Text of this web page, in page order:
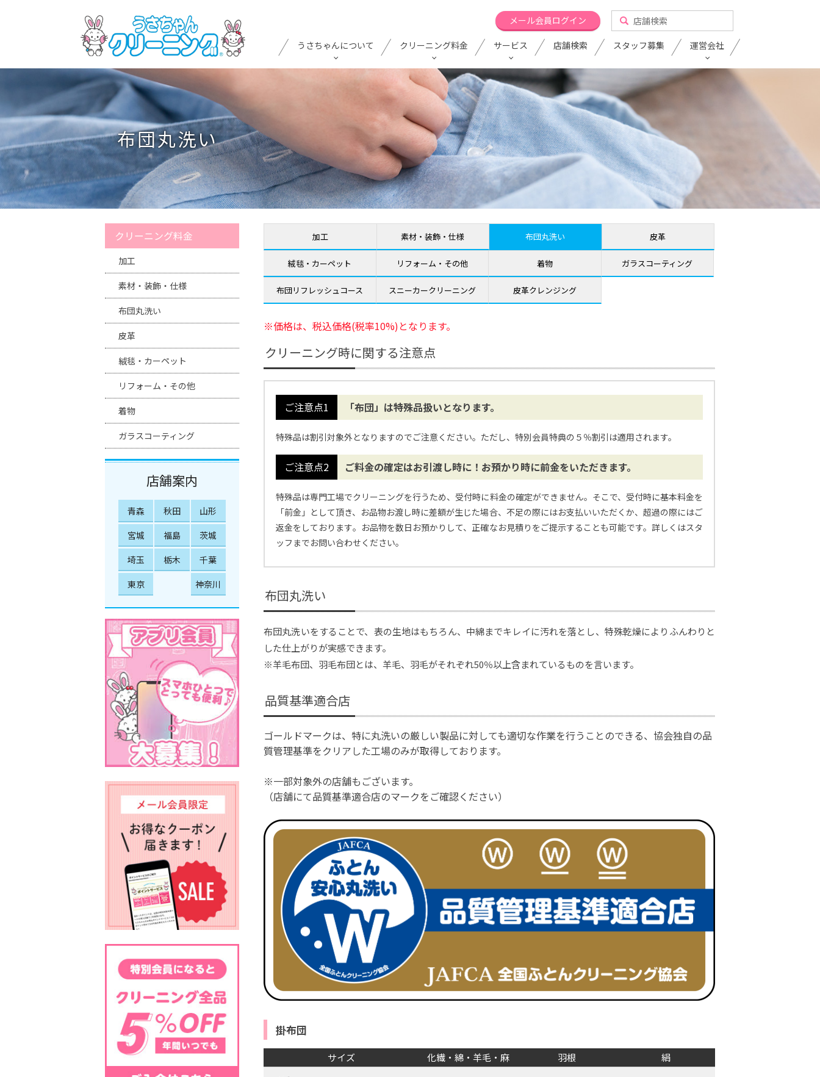
メール会員ログイン
うさちゃんについて クリーニング料金 サービス 店舗検索 スタッフ募集 運営会社
布団丸洗い
加工 素材・装飾・仕様 布団丸洗い 皮革
絨毯・カーペット リフォーム・その他 着物 ガラスコーティング
布団リフレッシュコース スニーカークリーニング 皮革クレンジング
※価格は、税込価格(税率10%)となります。
クリーニング時に関する注意点
「布団」は特殊品扱いとなります。
特殊品は割引対象外となりますのでご注意ください。ただし、特別会員特典の５％割引は適用されます。
ご料金の確定はお引渡し時に！お預かり時に前金をいただきます。
特殊品は専門工場でクリーニングを行うため、受付時に料金の確定ができません。そこで、受付時に基本料金を
「前金」として頂き、お品物お渡し時に差額が生じた場合、不足の際にはお支払いいただくか、超過の際にはご
返金をしております。お品物を数日お預かりして、正確なお見積りをご提示することも可能です。詳しくはスタ
ッフまでお問い合わせください。
布団丸洗い
布団丸洗いをすることで、表の生地はもちろん、中綿までキレイに汚れを落とし、特殊乾燥によりふんわりと
した仕上がりが実感できます。
※羊毛布団、羽毛布団とは、羊毛、羽毛がそれぞれ50％以上含まれているものを言います。
品質基準適合店
ゴールドマークは、特に丸洗いの厳しい製品に対しても適切な作業を行うことのできる、協会独自の品
質管理基準をクリアした工場のみが取得しております。
※一部対象外の店舗もございます。
（店舗にて品質基準適合店のマークをご確認ください）
掛布団
サイズ 化繊・綿・羊毛・麻 羽根
絹
クリーニング料金
加工
素材・装飾・仕様
布団丸洗い
皮革
絨毯・カーペット
リフォーム・その他
着物
ガラスコーティング
店舗案内
青森 秋田
山形
宮城
福島
茨城
埼玉
栃木
千葉
東京
神奈川